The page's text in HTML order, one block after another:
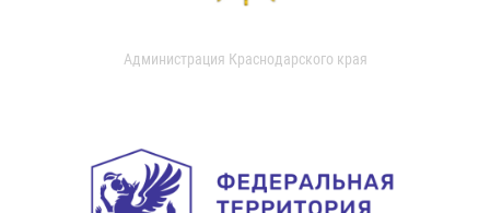
Администрация Краснодарского края